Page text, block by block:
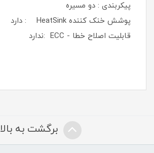
پیکربندی : دو مسیره
پوشش خنک کننده HeatSink : دارد
قابلیت اصلاح خطا - ECC :ندارد
برگشت به بالا